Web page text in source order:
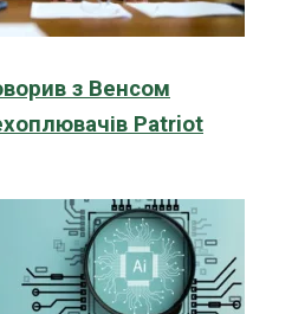
з Венсом
Patriot